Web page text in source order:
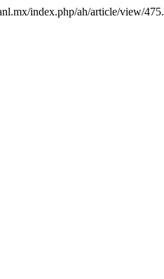
index.php/ah/article/view/475.